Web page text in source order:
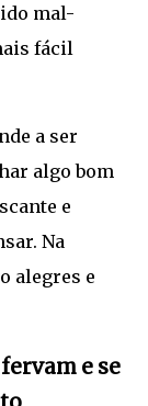
mal-
fácil
a ser
algo bom
e
Na
alegres e
e se